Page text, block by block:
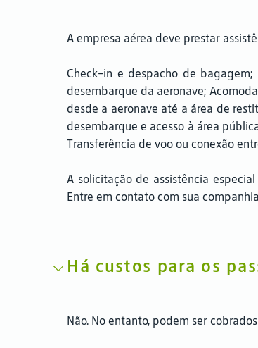
A empresa aérea deve prestar
Check-in e despacho de
desembarque da aeronave;
desde a aeronave até a área de
desembarque e acesso à área
Transferência de voo ou conexão
A solicitação de assistência
Entre em contato com sua
Há custos para os
Não. No entanto, podem ser